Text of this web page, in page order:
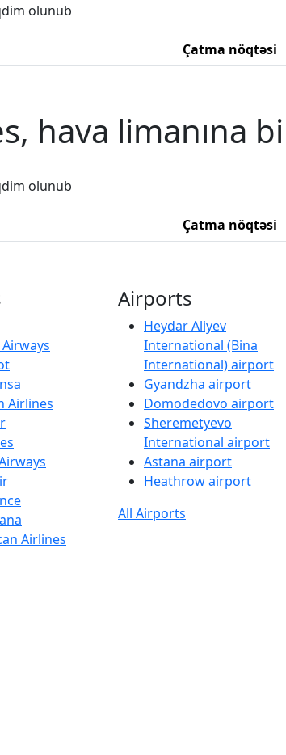
olunub
Çatma nöqtəsi
hava limanına
olunub
Çatma nöqtəsi
Airlines
Airlines
Airports
Heydar Aliyev
International (Bina
International) airport
Gyandzha airport
Domodedovo airport
Sheremetyevo
International airport
Astana airport
Heathrow airport
All Airports